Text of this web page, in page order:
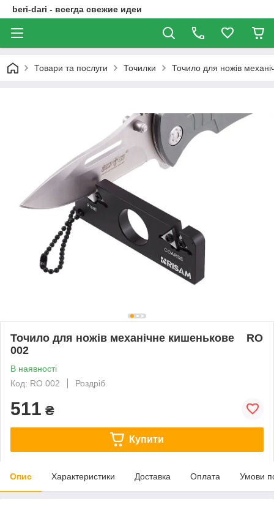
beri-dari - всегда свежие идеи
Товари та послуги Точилки Точило для ножів
Точило для ножів механічне кишенькове RO
002
В наявності
Код: RO 002
Роздріб
511 ₴
Купити
Опис Характеристики Доставка Оплата Умови